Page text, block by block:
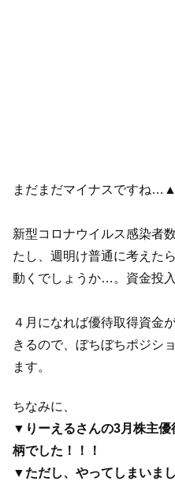
まだまだマイナスですね
新型コロナウイルス感染者
たし、週明け普通に考えた
動くでしょうか…。資金投
４月になれば優待取得資金
きるので、ぼちぼちポジシ
ます。
ちなみに、
▼りーえるさんの3月株主
柄でした！！！
▼ただし、やってしまいま